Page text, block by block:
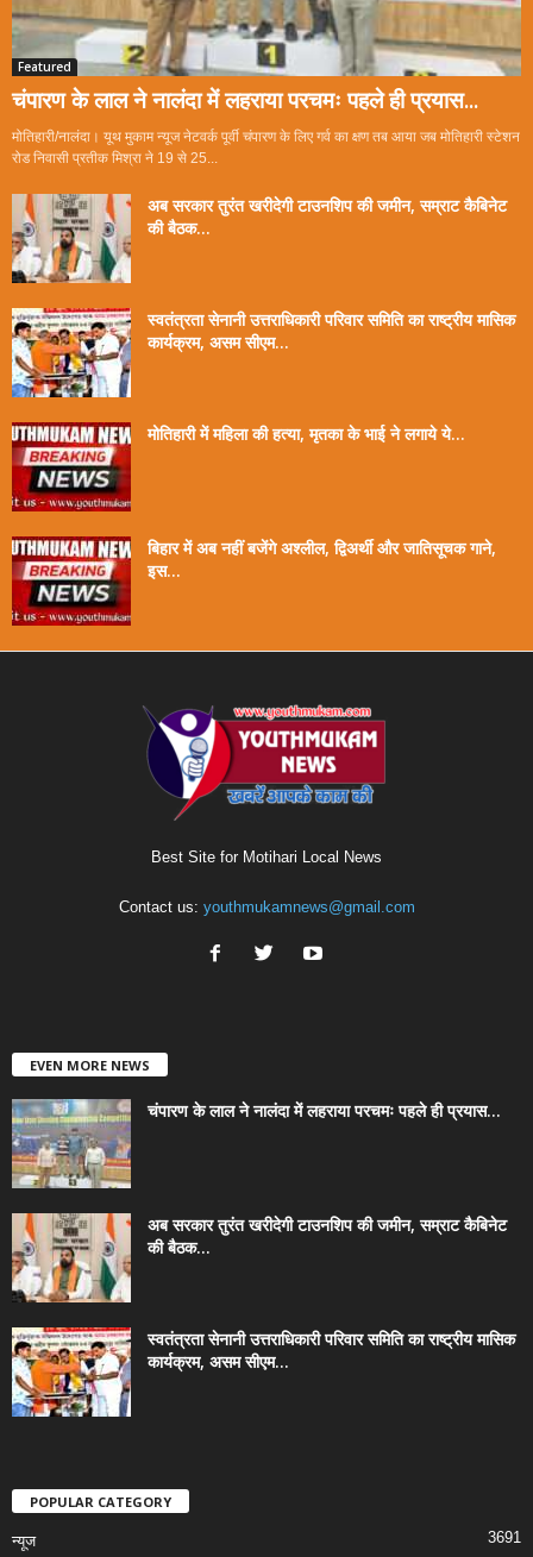
Featured
चंपारण के लाल ने नालंदा में लहराया परचमः पहले ही प्रयास...
मोतिहारी/नालंदा। यूथ मुकाम न्यूज नेटवर्क पूर्वी चंपारण के लिए गर्व का क्षण तब आया जब मोतिहारी स्टेशन
रोड निवासी प्रतीक मिश्रा ने 19 से 25...
अब सरकार तुरंत खरीदेगी टाउनशिप की जमीन, सम्राट कैबिनेट
की बैठक...
स्वतंत्रता सेनानी उत्तराधिकारी परिवार समिति का राष्ट्रीय मासिक
कार्यक्रम, असम सीएम...
मोतिहारी में महिला की हत्या, मृतका के भाई ने लगाये ये...
बिहार में अब नहीं बजेंगे अश्लील, द्विअर्थी और जातिसूचक गाने,
इस...
Best Site for Motihari Local News
Contact us: youthmukamnews@gmail.com
EVEN MORE NEWS
चंपारण के लाल ने नालंदा में लहराया परचमः पहले ही प्रयास...
अब सरकार तुरंत खरीदेगी टाउनशिप की जमीन, सम्राट कैबिनेट
की बैठक...
स्वतंत्रता सेनानी उत्तराधिकारी परिवार समिति का राष्ट्रीय मासिक
कार्यक्रम, असम सीएम...
POPULAR CATEGORY
न्यूज 3691